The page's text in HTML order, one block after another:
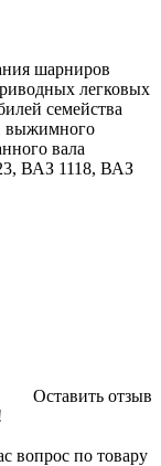
шарниров
легковых
семейства
выжимного
вала
ВАЗ 1118, ВАЗ
Оставить отзыв
вопрос по товару